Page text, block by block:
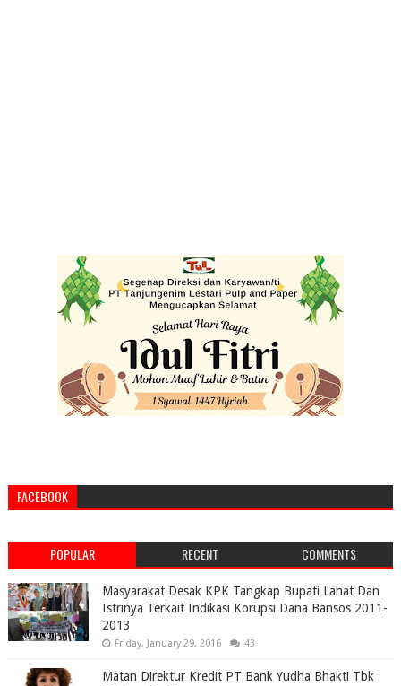
FACEBOOK
POPULAR RECENT COMMENTS
Masyarakat Desak KPK Tangkap Bupati Lahat Dan
Istrinya Terkait Indikasi Korupsi Dana Bansos 2011-
2013
Friday, January 29, 2016 43
Matan Direktur Kredit PT Bank Yudha Bhakti Tbk